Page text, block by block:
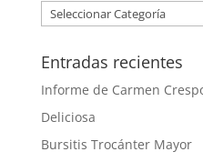
Entradas recientes
Informe de Carmen
Deliciosa
Bursitis Trocánter Mayor